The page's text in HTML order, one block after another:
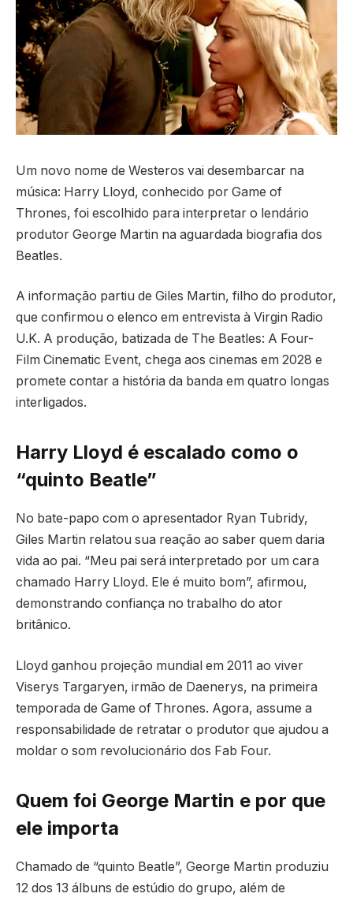
Um novo nome de Westeros vai desembarcar na
música: Harry Lloyd, conhecido por Game of
Thrones, foi escolhido para interpretar o lendário
produtor George Martin na aguardada biografia dos
Beatles.
A informação partiu de Giles Martin, filho do produtor,
que confirmou o elenco em entrevista à Virgin Radio
U.K. A produção, batizada de The Beatles: A Four-
Film Cinematic Event, chega aos cinemas em 2028 e
promete contar a história da banda em quatro longas
interligados.
Harry Lloyd é escalado como o
“quinto Beatle”
No bate-papo com o apresentador Ryan Tubridy,
Giles Martin relatou sua reação ao saber quem daria
vida ao pai. “Meu pai será interpretado por um cara
chamado Harry Lloyd. Ele é muito bom”, afirmou,
demonstrando confiança no trabalho do ator
britânico.
Lloyd ganhou projeção mundial em 2011 ao viver
Viserys Targaryen, irmão de Daenerys, na primeira
temporada de Game of Thrones. Agora, assume a
responsabilidade de retratar o produtor que ajudou a
moldar o som revolucionário dos Fab Four.
Quem foi George Martin e por que
ele importa
Chamado de “quinto Beatle”, George Martin produziu
12 dos 13 álbuns de estúdio do grupo, além de